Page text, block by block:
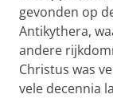
gevonden op
Antikythera,
andere
Christus was
vele decennia